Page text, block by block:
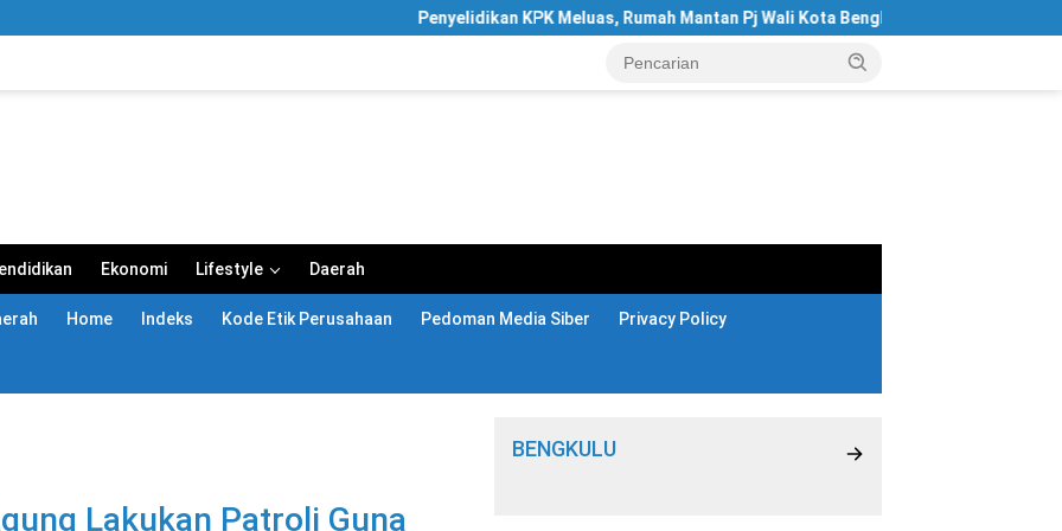
Penyelidikan KPK Meluas, Rumah Mantan Pj Wali Kota Bengkulu Digeledah
Ekonomi Lifestyle Daerah
Home Indeks Kode Etik Perusahaan Pedoman Media Siber Privacy Policy
Lakukan Patroli Guna
BENGKULU